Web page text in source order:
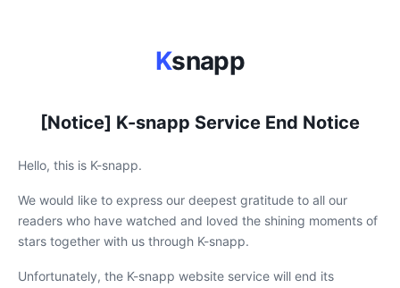
Ksnapp
[Notice] K-snapp Service End Notice
Hello, this is K-snapp.
We would like to express our deepest gratitude to all our
readers who have watched and loved the shining moments of
stars together with us through K-snapp.
Unfortunately, the K-snapp website service will end its